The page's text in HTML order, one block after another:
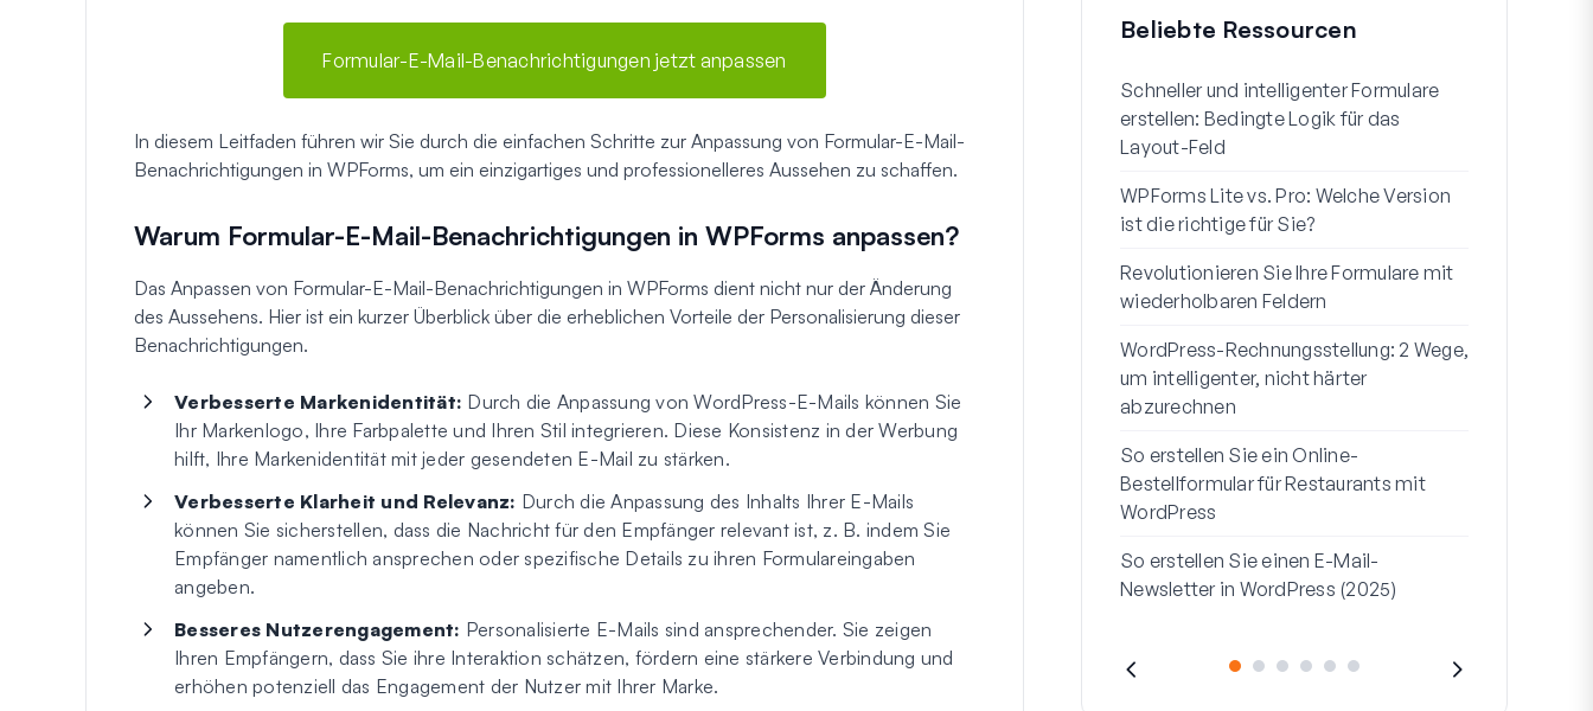
Formular-E-Mail-Benachrichtigungen jetzt anpassen
In diesem Leitfaden führen wir Sie durch die einfachen Schritte zur Anpassung von Formular-E-Mail-
Benachrichtigungen in WPForms, um ein einzigartiges und professionelleres Aussehen zu schaffen.
Warum Formular-E-Mail-Benachrichtigungen in WPForms anpassen?
Das Anpassen von Formular-E-Mail-Benachrichtigungen in WPForms dient nicht nur der Änderung
des Aussehens. Hier ist ein kurzer Überblick über die erheblichen Vorteile der Personalisierung dieser
Benachrichtigungen.
Verbesserte Markenidentität: Durch die Anpassung von WordPress-E-Mails können Sie
Ihr Markenlogo, Ihre Farbpalette und Ihren Stil integrieren. Diese Konsistenz in der Werbung
hilft, Ihre Markenidentität mit jeder gesendeten E-Mail zu stärken.
Verbesserte Klarheit und Relevanz: Durch die Anpassung des Inhalts Ihrer E-Mails
können Sie sicherstellen, dass die Nachricht für den Empfänger relevant ist, z. B. indem Sie
Empfänger namentlich ansprechen oder spezifische Details zu ihren Formulareingaben
angeben.
Besseres Nutzerengagement: Personalisierte E-Mails sind ansprechender. Sie zeigen
Ihren Empfängern, dass Sie ihre Interaktion schätzen, fördern eine stärkere Verbindung und
erhöhen potenziell das Engagement der Nutzer mit Ihrer Marke.
Beliebte Ressourcen
Schneller und intelligenter Formulare
erstellen: Bedingte Logik für das
Layout-Feld
WPForms Lite vs. Pro: Welche Version
ist die richtige für Sie?
Revolutionieren Sie Ihre Formulare mit
wiederholbaren Feldern
WordPress-Rechnungsstellung: 2 Wege,
um intelligenter, nicht härter
abzurechnen
So erstellen Sie ein Online-
Bestellformular für Restaurants mit
WordPress
So erstellen Sie einen E-Mail-
Newsletter in WordPress (2025)